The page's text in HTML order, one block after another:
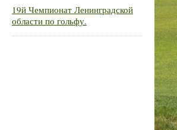
19й Чемпионат Ленинградской
области по гольфу.